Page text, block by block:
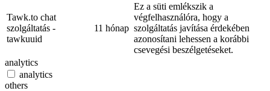
Tawk.to chat
szolgáltatás -
tawkuuid
11 hónap
Ez a süti emlékszik a
végfelhasználóra, hogy a
szolgáltatás javítása érdekében
azonosítani lehessen a korábbi
csevegési beszélgetéseket.
analytics
analytics
others